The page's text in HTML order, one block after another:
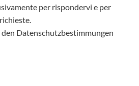
per rispondervi e per
Datenschutzbestimmungen